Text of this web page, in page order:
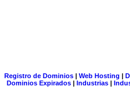
Registro de Dominios| Web Hosting |
Dominios Expirados | Industrias |